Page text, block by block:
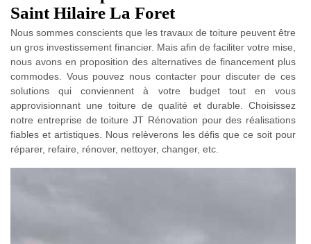
Saint Hilaire La Foret
Nous sommes conscients que les travaux de toiture peuvent être
un gros investissement financier. Mais afin de faciliter votre mise,
nous avons en proposition des alternatives de financement plus
commodes. Vous pouvez nous contacter pour discuter de ces
solutions qui conviennent à votre budget tout en vous
approvisionnant une toiture de qualité et durable. Choisissez
notre entreprise de toiture JT Rénovation pour des réalisations
fiables et artistiques. Nous relèverons les défis que ce soit pour
réparer, refaire, rénover, nettoyer, changer, etc.